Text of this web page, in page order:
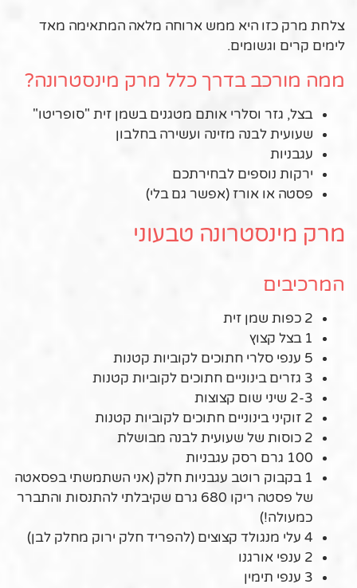
צלחת מרק כזו היא ממש ארוחה מלאה המתאימה מאד
לימים קרים וגשומים.
ממה מורכב בדרך כלל מרק מינסטרונה?
בצל, גזר וסלרי אותם מטגנים בשמן זית "סופריטו"
שעועית לבנה מזינה ועשירה בחלבון
עגבניות
ירקות נוספים לבחירתכם
פסטה או אורז (אפשר גם בלי)
מרק מינסטרונה טבעוני
המרכיבים
2 כפות שמן זית
1 בצל קצוץ
5 ענפי סלרי חתוכים לקוביות קטנות
3 גזרים בינוניים חתוכים לקוביות קטנות
2-3 שיני שום קצוצות
2 זוקיני בינוניים חתוכים לקוביות קטנות
2 כוסות של שעועית לבנה מבושלת
100 גרם רסק עגבניות
1 בקבוק רוטב עגבניות חלק (אני השתמשתי בפסאטה
של פסטה ריקו 680 גרם שקיבלתי להתנסות והתברר
כמעולה!)
4 עלי מנגולד קצוצים (להפריד חלק ירוק מחלק לבן)
2 ענפי אורגנו
3 ענפי תימין